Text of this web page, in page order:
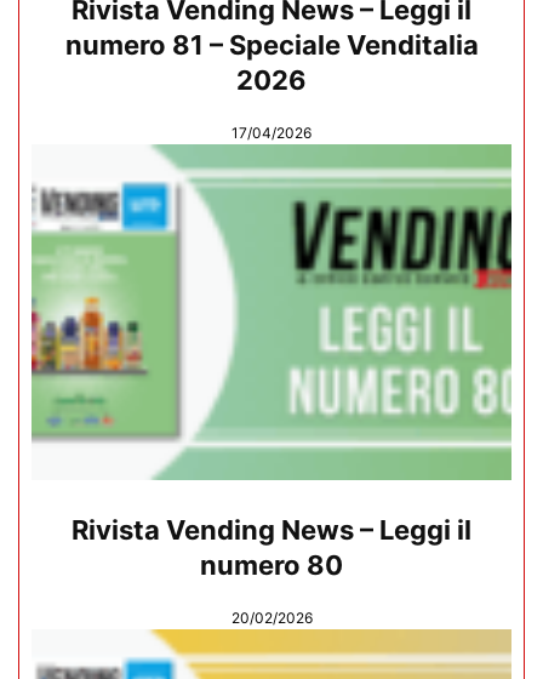
Rivista Vending News – Leggi il
numero 81 – Speciale Venditalia
2026
17/04/2026
Rivista Vending News – Leggi il
numero 80
20/02/2026